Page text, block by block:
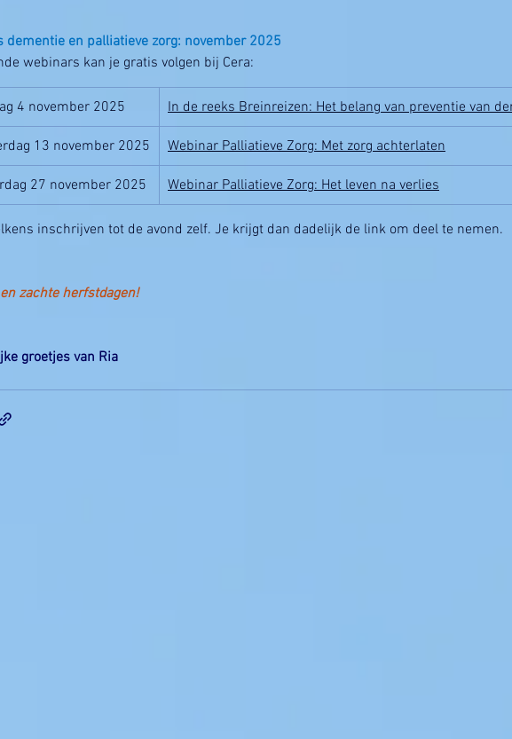
dementie en palliatieve zorg: november 2025
webinars kan je gratis volgen bij Cera:
4 november 2025 In de reeks Breinreizen: Het belang van preventie van
13 november 2025 Webinar Palliatieve Zorg: Met zorg achterlaten
27 november 2025 Webinar Palliatieve Zorg: Het leven na verlies
inschrijven tot de avond zelf. Je krijgt dan dadelijk de link om deel te nemen.
zachte herfstdagen!
groetjes van Ria